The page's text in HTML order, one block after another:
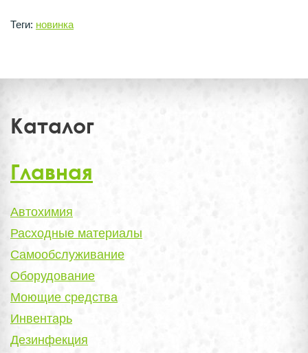
Теги: новинка
Каталог
Главная
Автохимия
Расходные материалы
Самообслуживание
Оборудование
Моющие средства
Инвентарь
Дезинфекция